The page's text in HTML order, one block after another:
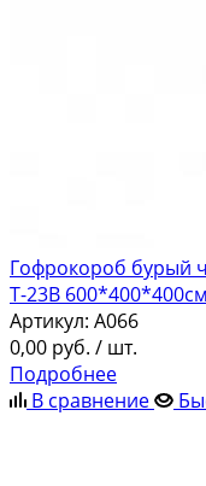
Гофрокороб бурый
Т-23В 600*400*400см
Артикул: A066
0,00 руб. / шт.
Подробнее
В сравнение